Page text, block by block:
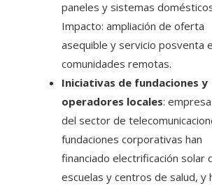
paneles y sistemas
Impacto: ampliación de oferta
asequible y servicio posventa
comunidades remotas.
Iniciativas de fundaciones y
operadores locales:
del sector de
fundaciones corporativas han
financiado electrificación solar
escuelas y centros de salud, y